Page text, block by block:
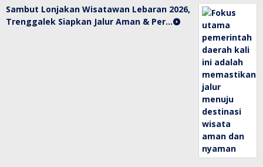
Sambut Lonjakan Wisatawan Lebaran 2026,
Trenggalek Siapkan Jalur Aman & Per…